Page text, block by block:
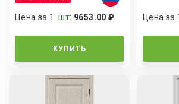
Цена за 1шт: 9653.00 ₽
КУПИТЬ
Цена